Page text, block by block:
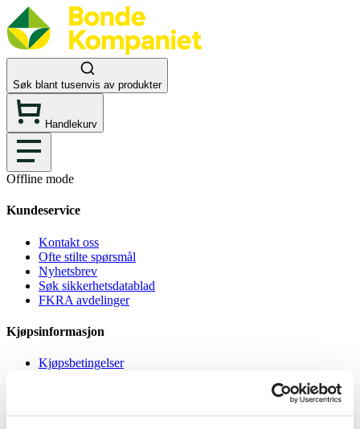
Søk blant tusenvis av produkter
Handlekurv
Offline mode
Kundeservice
Kontakt oss
Ofte stilte spørsmål
Nyhetsbrev
Søk sikkerhetsdatablad
FKRA avdelinger
Kjøpsinformasjon
Kjøpsbetingelser
Informasjonskapsler